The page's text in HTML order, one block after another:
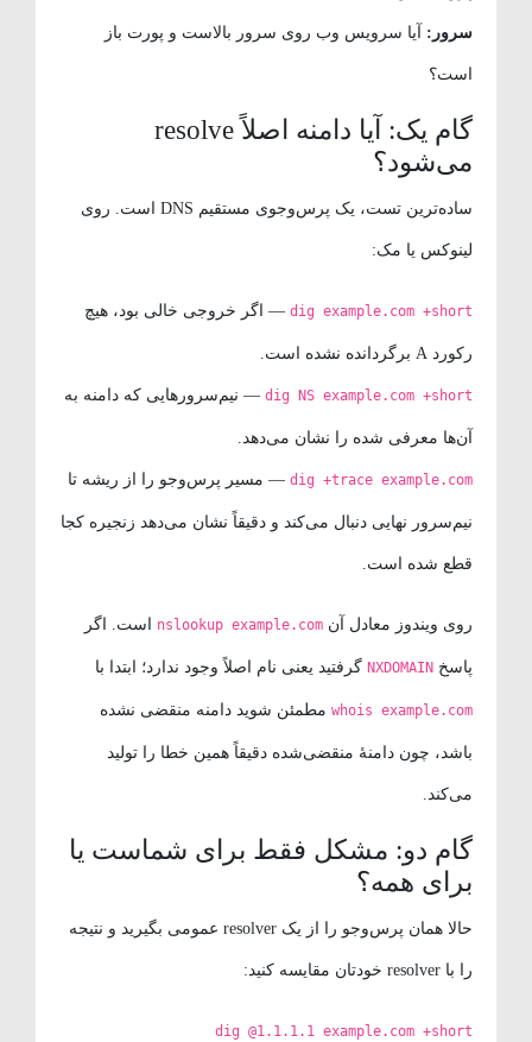
سرور: آیا سرویس وب روی سرور بالاست و پورت باز
است؟
گام یک: آیا دامنه اصلاً resolve
می‌شود؟
ساده‌ترین تست، یک پرس‌وجوی مستقیم DNS است. روی
لینوکس یا مک:
dig example.com +short — اگر خروجی خالی بود، هیچ
رکورد A برگردانده نشده است.
dig NS example.com +short — نیم‌سرورهایی که دامنه به
آن‌ها معرفی شده را نشان می‌دهد.
dig +trace example.com — مسیر پرس‌وجو را از ریشه تا
نیم‌سرور نهایی دنبال می‌کند و دقیقاً نشان می‌دهد زنجیره کجا
قطع شده است.
روی ویندوز معادل آن nslookup example.com است. اگر
پاسخ NXDOMAIN گرفتید یعنی نام اصلاً وجود ندارد؛ ابتدا با
whois example.com مطمئن شوید دامنه منقضی نشده
باشد، چون دامنهٔ منقضی‌شده دقیقاً همین خطا را تولید
می‌کند.
گام دو: مشکل فقط برای شماست یا
برای همه؟
حالا همان پرس‌وجو را از یک resolver عمومی بگیرید و نتیجه
را با resolver خودتان مقایسه کنید:
dig @1.1.1.1 example.com +short